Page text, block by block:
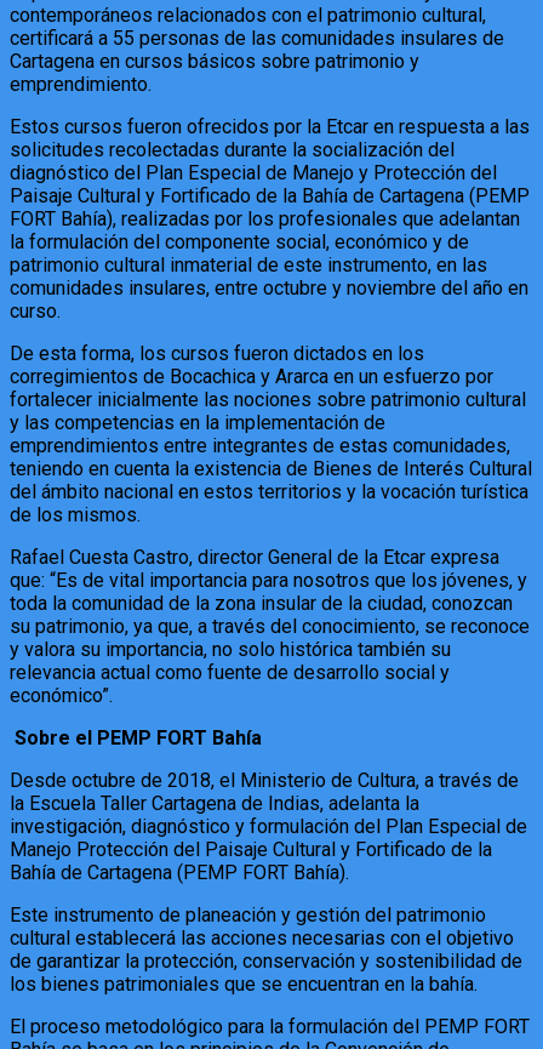
contemporáneos relacionados con el patrimonio cultural,
certificará a 55 personas de las comunidades insulares de
Cartagena en cursos básicos sobre patrimonio y
emprendimiento.
Estos cursos fueron ofrecidos por la Etcar en respuesta a las
solicitudes recolectadas durante la socialización del
diagnóstico del Plan Especial de Manejo y Protección del
Paisaje Cultural y Fortificado de la Bahía de Cartagena (PEMP
FORT Bahía), realizadas por los profesionales que adelantan
la formulación del componente social, económico y de
patrimonio cultural inmaterial de este instrumento, en las
comunidades insulares, entre octubre y noviembre del año en
curso.
De esta forma, los cursos fueron dictados en los
corregimientos de Bocachica y Ararca en un esfuerzo por
fortalecer inicialmente las nociones sobre patrimonio cultural
y las competencias en la implementación de
emprendimientos entre integrantes de estas comunidades,
teniendo en cuenta la existencia de Bienes de Interés Cultural
del ámbito nacional en estos territorios y la vocación turística
de los mismos.
Rafael Cuesta Castro, director General de la Etcar expresa
que: “Es de vital importancia para nosotros que los jóvenes, y
toda la comunidad de la zona insular de la ciudad, conozcan
su patrimonio, ya que, a través del conocimiento, se reconoce
y valora su importancia, no solo histórica también su
relevancia actual como fuente de desarrollo social y
económico”.
Sobre el PEMP FORT Bahía
Desde octubre de 2018, el Ministerio de Cultura, a través de
la Escuela Taller Cartagena de Indias, adelanta la
investigación, diagnóstico y formulación del Plan Especial de
Manejo Protección del Paisaje Cultural y Fortificado de la
Bahía de Cartagena (PEMP FORT Bahía).
Este instrumento de planeación y gestión del patrimonio
cultural establecerá las acciones necesarias con el objetivo
de garantizar la protección, conservación y sostenibilidad de
los bienes patrimoniales que se encuentran en la bahía.
El proceso metodológico para la formulación del PEMP FORT